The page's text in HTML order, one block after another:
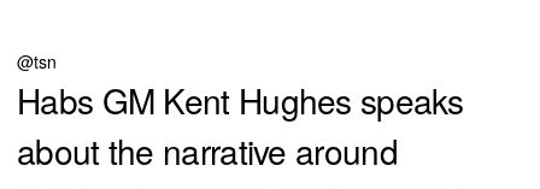
@tsn
Habs GM Kent Hughes speaks
about the narrative around